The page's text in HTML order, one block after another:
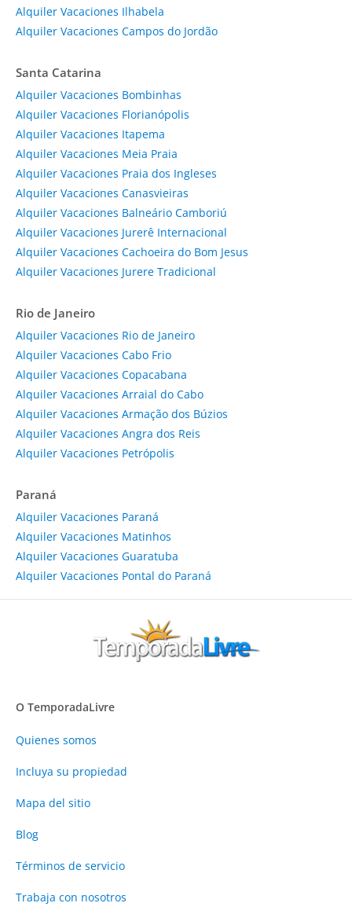
Alquiler Vacaciones Ilhabela
Alquiler Vacaciones Campos do Jordão
Santa Catarina
Alquiler Vacaciones Bombinhas
Alquiler Vacaciones Florianópolis
Alquiler Vacaciones Itapema
Alquiler Vacaciones Meia Praia
Alquiler Vacaciones Praia dos Ingleses
Alquiler Vacaciones Canasvieiras
Alquiler Vacaciones Balneário Camboriú
Alquiler Vacaciones Jurerê Internacional
Alquiler Vacaciones Cachoeira do Bom Jesus
Alquiler Vacaciones Jurere Tradicional
Rio de Janeiro
Alquiler Vacaciones Rio de Janeiro
Alquiler Vacaciones Cabo Frio
Alquiler Vacaciones Copacabana
Alquiler Vacaciones Arraial do Cabo
Alquiler Vacaciones Armação dos Búzios
Alquiler Vacaciones Angra dos Reis
Alquiler Vacaciones Petrópolis
Paraná
Alquiler Vacaciones Paraná
Alquiler Vacaciones Matinhos
Alquiler Vacaciones Guaratuba
Alquiler Vacaciones Pontal do Paraná
O TemporadaLivre
Quienes somos
Incluya su propiedad
Mapa del sitio
Blog
Términos de servicio
Trabaja con nosotros